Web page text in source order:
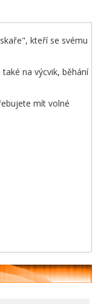
kteří se svému
na výcvik, běhání
mít volné